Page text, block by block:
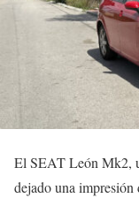
El SEAT León Mk2,
dejado una